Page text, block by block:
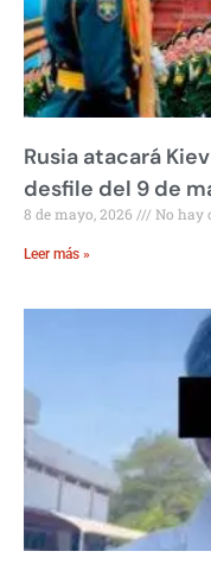
Rusia atacará
desfile del 9 de
8 de mayo, 2026 No hay
Leer más »